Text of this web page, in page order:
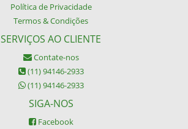
Política de Privacidade
Termos & Condições
SERVIÇOS AO CLIENTE
Contate-nos
(11) 94146-2933
(11) 94146-2933
SIGA-NOS
Facebook